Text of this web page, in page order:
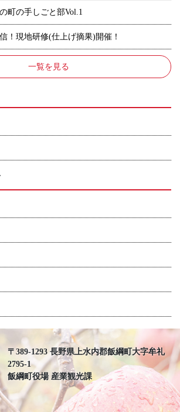
町の手しごと部Vol.1
！現地研修(仕上げ摘果)開催！
一覧を見る
〒389-1293 長野県上水内郡飯綱町大字牟礼
2795-1
飯綱町役場 産業観光課